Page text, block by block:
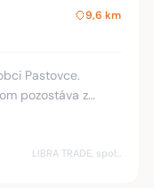
9,6 km
Pastovce.
izby), ku
LIBRA TRADE, spol.s.r.o.